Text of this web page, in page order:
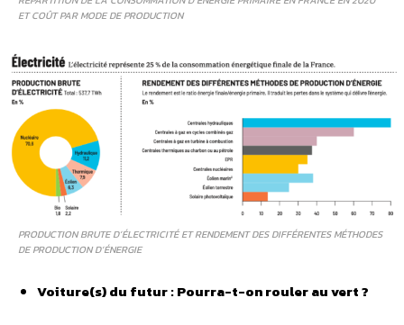
ET COÛT PAR MODE DE PRODUCTION
PRODUCTION BRUTE D’ÉLECTRICITÉ ET RENDEMENT DES DIFFÉRENTES MÉTHODES
DE PRODUCTION D’ÉNERGIE
Voiture(s) du futur : Pourra-t-on rouler au vert ?